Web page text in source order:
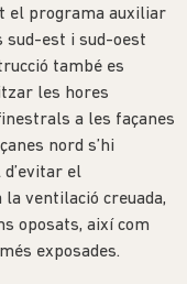
el programa auxiliar
sud-est i sud-oest
també es
les hores
a les façanes
nord s’hi
el
la ventilació creuada,
oposats, així com
exposades.